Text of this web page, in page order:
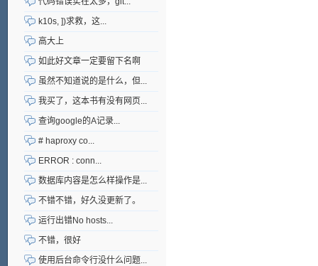
k10s, ])求救，这...
高大上
如此好文章一定要留下名啊
虽然不知道说的是什么，但...
我买了，这本书有没有网页...
查询google的A记录...
# haproxy co...
ERROR : conn...
数据库内容是怎么样操作是...
不错不错，好久没更新了。
运行出错No hosts...
不错，很好
使用后台命令行没什么问题...